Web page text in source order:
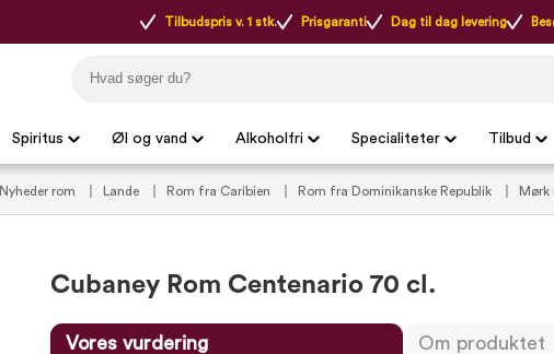
Tilbudspris v. 1 stk. Prisgaranti Dag til dag levering
Spiritus Øl og vand Alkoholfri Specialiteter Tilbud
Nyheder rom Lande Rom fra Caribien Rom fra Dominikanske Republik Mørk
Cubaney Rom Centenario 70 cl.
Vores vurdering Om produktet